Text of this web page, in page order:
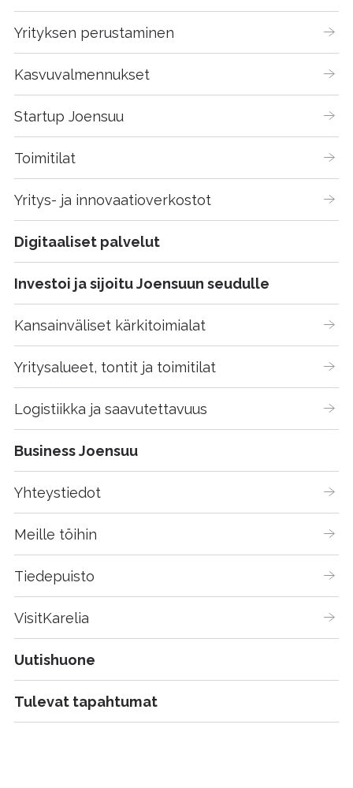
Yrityksen perustaminen
Kasvuvalmennukset
Startup Joensuu
Toimitilat
Yritys- ja innovaatioverkostot
Digitaaliset palvelut
Investoi ja sijoitu Joensuun seudulle
Kansainväliset kärkitoimialat
Yritysalueet, tontit ja toimitilat
Logistiikka ja saavutettavuus
Business Joensuu
Yhteystiedot
Meille töihin
Tiedepuisto
VisitKarelia
Uutishuone
Tulevat tapahtumat